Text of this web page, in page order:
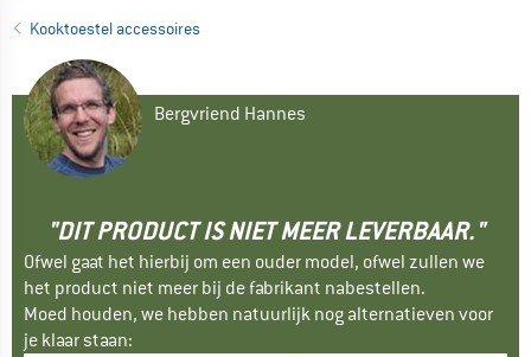
Kooktoestel accessoires
Bergvriend Hannes
"DIT PRODUCT IS NIET MEER LEVERBAAR."
Ofwel gaat het hierbij om een ouder model, ofwel zullen we
het product niet meer bij de fabrikant nabestellen.
Moed houden, we hebben natuurlijk nog alternatieven voor
je klaar staan: